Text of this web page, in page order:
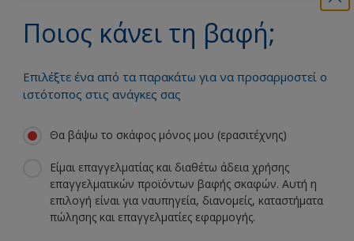
Ποιος κάνει τη βαφή;
Επιλέξτε ένα από τα παρακάτω για να προσαρμοστεί ο
ιστότοπος στις ανάγκες σας
Θα βάψω το σκάφος μόνος μου (ερασιτέχνης)
Είμαι επαγγελματίας και διαθέτω άδεια χρήσης
επαγγελματικών προϊόντων βαφής σκαφών. Αυτή η
επιλογή είναι για ναυπηγεία, διανομείς, καταστήματα
πώλησης και επαγγελματίες εφαρμογής.
Επωφεληθείτε από τη συνεχή μας
καινοτομία και επιστημονική